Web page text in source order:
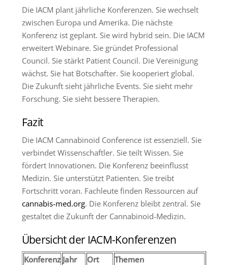
Die IACM plant jährliche Konferenzen. Sie wechselt
zwischen Europa und Amerika. Die nächste
Konferenz ist geplant. Sie wird hybrid sein. Die IACM
erweitert Webinare. Sie gründet Professional
Council. Sie stärkt Patient Council. Die Vereinigung
wächst. Sie hat Botschafter. Sie kooperiert global.
Die Zukunft sieht jährliche Events. Sie sieht mehr
Forschung. Sie sieht bessere Therapien.
Fazit
Die IACM Cannabinoid Conference ist essenziell. Sie
verbindet Wissenschaftler. Sie teilt Wissen. Sie
fördert Innovationen. Die Konferenz beeinflusst
Medizin. Sie unterstützt Patienten. Sie treibt
Fortschritt voran. Fachleute finden Ressourcen auf
cannabis-med.org. Die Konferenz bleibt zentral. Sie
gestaltet die Zukunft der Cannabinoid-Medizin.
Übersicht der IACM-Konferenzen
Konferenz Jahr Ort Themen